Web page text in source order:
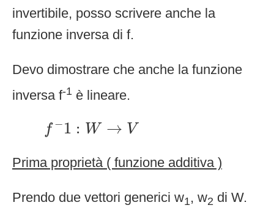
invertibile, posso scrivere anche la
funzione inversa di f.
Devo dimostrare che anche la funzione
inversa f-1 è lineare.
f −1 : W → V
f− W→
Prima proprietà ( funzione additiva )
Prendo due vettori generici w1, w2 di W.